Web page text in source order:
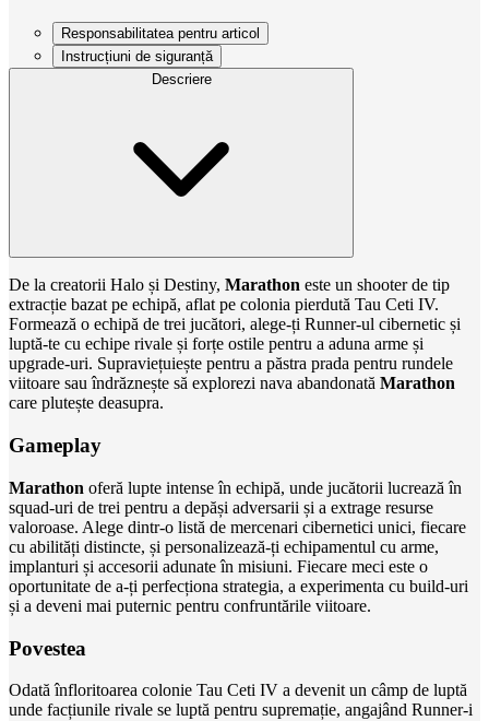
Responsabilitatea pentru articol
Instrucțiuni de siguranță
Descriere
De la creatorii Halo și Destiny, Marathon este un shooter de tip
extracție bazat pe echipă, aflat pe colonia pierdută Tau Ceti IV.
Formează o echipă de trei jucători, alege-ți Runner-ul cibernetic și
luptă-te cu echipe rivale și forțe ostile pentru a aduna arme și
upgrade-uri. Supraviețuiește pentru a păstra prada pentru rundele
viitoare sau îndrăznește să explorezi nava abandonată Marathon
care plutește deasupra.
Gameplay
Marathon oferă lupte intense în echipă, unde jucătorii lucrează în
squad-uri de trei pentru a depăși adversarii și a extrage resurse
valoroase. Alege dintr-o listă de mercenari cibernetici unici, fiecare
cu abilități distincte, și personalizează-ți echipamentul cu arme,
implanturi și accesorii adunate în misiuni. Fiecare meci este o
oportunitate de a-ți perfecționa strategia, a experimenta cu build-uri
și a deveni mai puternic pentru confruntările viitoare.
Povestea
Odată înfloritoarea colonie Tau Ceti IV a devenit un câmp de luptă
unde facțiunile rivale se luptă pentru supremație, angajând Runner-i